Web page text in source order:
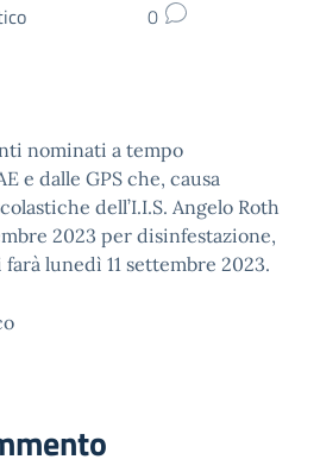
0
nominati a tempo
e dalle GPS che, causa
dell’I.I.S. Angelo Roth
2023 per disinfestazione,
lunedì 11 settembre 2023.